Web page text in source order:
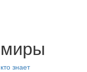
знает